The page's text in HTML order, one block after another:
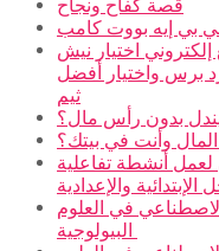
قصة كفاح ونجاح
إيه بووت كامب
اختيار نيش
برس واختيار أفضل
ثيم
بدون رأس مال؟
وأنت في بيتك؟
لعمل أنشطة تفاعلية
والإعدادية
في العلوم